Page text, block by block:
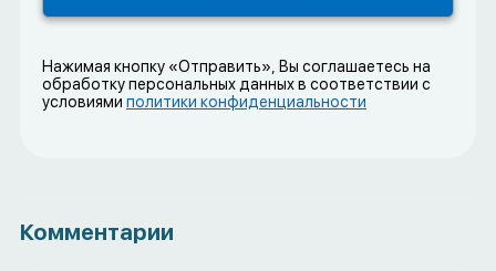
Нажимая кнопку «Отправить», Вы соглашаетесь на
обработку персональных данных в соответствии с
условиями политики конфиденциальности
Комментарии